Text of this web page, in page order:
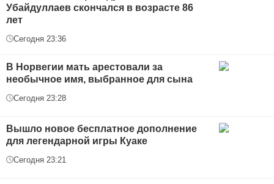
Убайдуллаев скончался в возрасте 86
лет
Сегодня 23:36
В Норвегии мать арестовали за
необычное имя, выбранное для сына
Сегодня 23:28
Вышло новое бесплатное дополнение
для легендарной игры Куаке
Сегодня 23:21